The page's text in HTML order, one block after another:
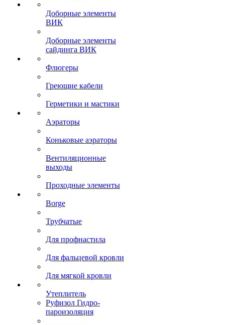
Доборные элементы
ВИК
Доборные элементы
сайдинга ВИК
Флюгеры
Греющие кабели
Герметики и мастики
Аэраторы
Коньковые аэраторы
Вентиляционные
выходы
Проходные элементы
Borge
Трубчатые
Для профнастила
Для фальцевой кровли
Для мягкой кровли
Утеплитель
Руфизол Гидро-
пароизоляция